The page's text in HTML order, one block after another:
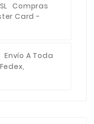
Compras
Card -
Envío A Toda